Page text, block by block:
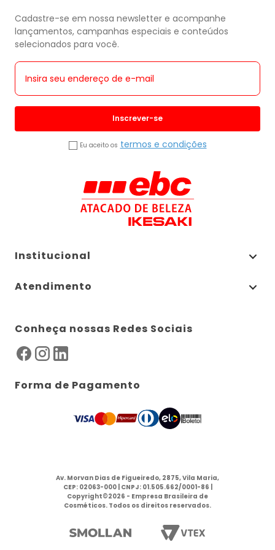
Cadastre-se em nossa newsletter e acompanhe
lançamentos, campanhas especiais e conteúdos
selecionados para você.
Inscrever-se
Eu aceito os termos e condições
Institucional
Atendimento
Conheça nossas Redes Sociais
Forma de Pagamento
Av. Morvan Dias de Figueiredo, 2875, Vila Maria,
CEP: 02063-000 | CNPJ: 01.505.662/0001-86 |
Copyright©2026 - Empresa Brasileira de
Cosméticos. Todos os direitos reservados.